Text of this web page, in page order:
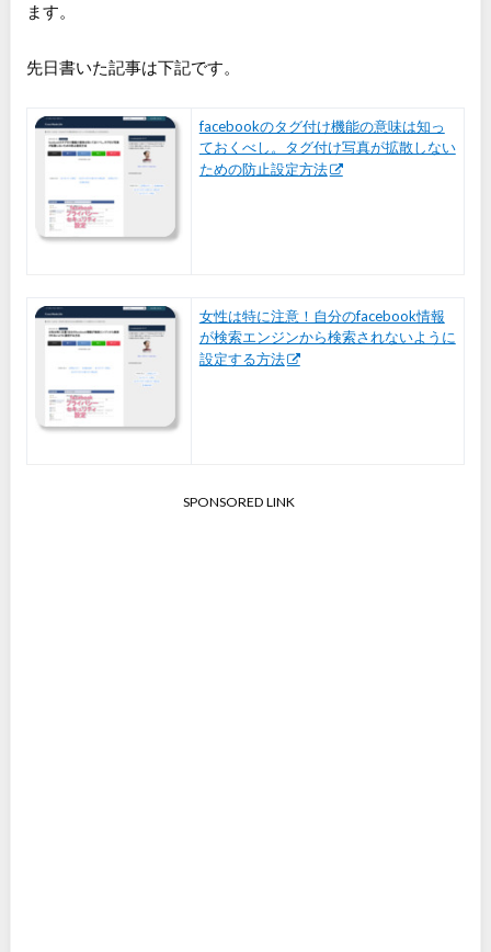
ます。
先日書いた記事は下記です。
facebookのタグ付け機能の意味は知っ
ておくべし。タグ付け写真が拡散しない
ための防止設定方法
女性は特に注意！自分のfacebook情報
が検索エンジンから検索されないように
設定する方法
SPONSORED LINK